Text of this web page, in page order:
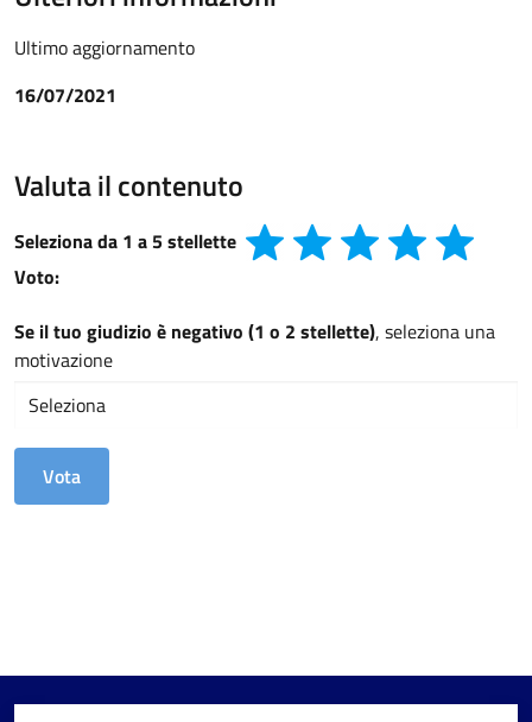
Ultimo aggiornamento
16/07/2021
Valuta il contenuto
Seleziona da 1 a 5 stellette
Voto:
Se il tuo giudizio è negativo (1 o 2 stellette), seleziona una
motivazione